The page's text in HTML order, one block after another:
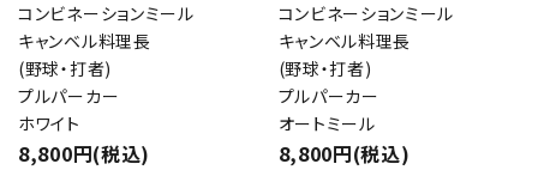
コンビネーションミール
キャンベル料理長
(野球・打者)
プルパーカー
ホワイト
8,800円(税込)
コンビネーションミール
キャンベル料理長
(野球・打者)
プルパーカー
オートミール
8,800円(税込)